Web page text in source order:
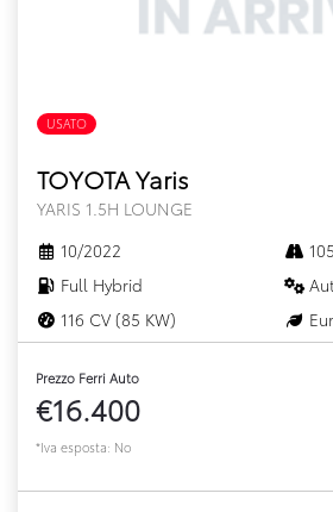
USATO
TOYOTA Yaris
YARIS 1.5H LOUNGE
10/2022
Full Hybrid
116 CV (85 KW)
Prezzo Ferri Auto
€16.400
*Iva esposta: No